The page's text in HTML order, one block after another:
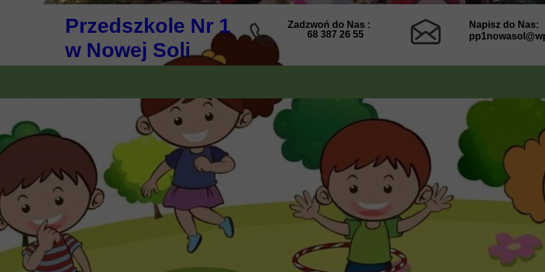
Napisz do Nas:
Zadzwoń do Nas :
68 387 26 55
Przedszkole Nr 1
w Nowej Soli